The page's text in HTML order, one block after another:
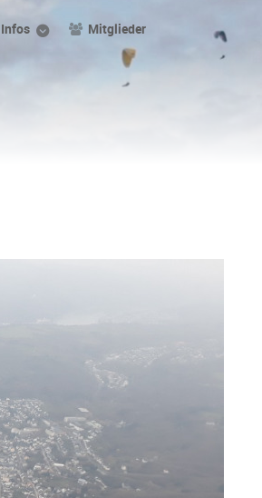
Infos Mitglieder